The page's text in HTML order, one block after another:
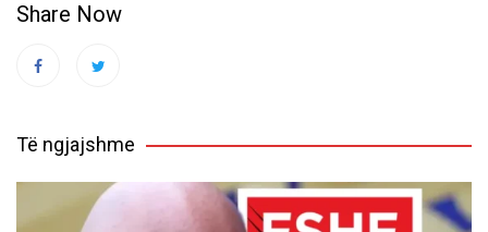
Share Now
Të ngjajshme